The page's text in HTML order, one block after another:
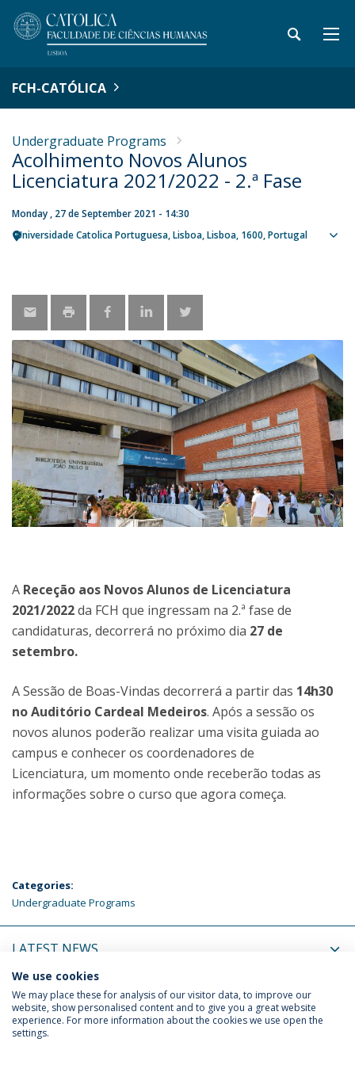
FCH-CATÓLICA
Undergraduate Programs
Acolhimento Novos Alunos
Licenciatura 2021/2022 - 2.ª Fase
Monday , 27 de September 2021 - 14:30
Universidade Catolica Portuguesa Lisboa Lisboa 1600 Portugal
A Receção aos Novos Alunos de Licenciatura
2021/2022da FCH que ingressam na 2.ª fase de
candidaturas, decorrerá no próximo dia 27 de
setembro.
A Sessão de Boas-Vindas decorrerá a partir das 14h30
no Auditório Cardeal Medeiros. Após a sessão os
novos alunos poderão realizar uma visita guiada ao
campus e conhecer os coordenadores de
Licenciatura, um momento onde receberão todas as
informações sobre o curso que agora começa.
Categories:
Undergraduate Programs
LATEST NEWS
UPCOMING EVENTS
Privacy Policy
We use cookies
We may place these for analysis of our visitor data, to improve our
website, show personalised content and to give you a great website
experience. For more information about the cookies we use open the
settings.